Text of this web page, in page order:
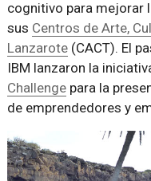
cognitivo para mejorar
sus Centros de Arte,
Lanzarote(CACT). El
IBM lanzaron la
Challengepara la
de emprendedores y